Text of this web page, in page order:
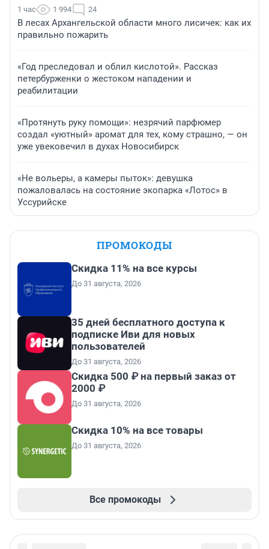
1 час 1 994 24
В лесах Архангельской области много лисичек: как их
правильно пожарить
«Год преследовал и облил кислотой». Рассказ
петербурженки о жестоком нападении и
реабилитации
«Протянуть руку помощи»: незрячий парфюмер
создал «уютный» аромат для тех, кому страшно, — он
уже увековечил в духах Новосибирск
«Не вольеры, а камеры пыток»: девушка
пожаловалась на состояние экопарка «Лотос» в
Уссурийске
ПРОМОКОДЫ
Скидка 11% на все курсы
До 31 августа, 2026
35 дней бесплатного доступа к
подписке Иви для новых
пользователей
До 31 августа, 2026
Скидка 500 ₽ на первый заказ от
2000 ₽
До 31 августа, 2026
Скидка 10% на все товары
До 31 августа, 2026
Все промокоды